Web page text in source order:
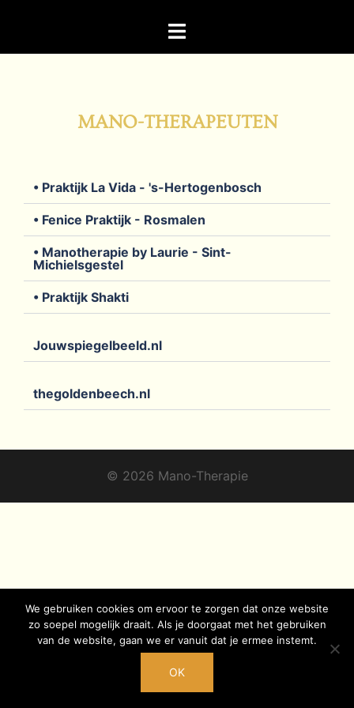
MANO-THERAPEUTEN
• Praktijk La Vida - 's-Hertogenbosch
• Fenice Praktijk - Rosmalen
• Manotherapie by Laurie - Sint-
Michielsgestel
• Praktijk Shakti
Jouwspiegelbeeld.nl
thegoldenbeech.nl
© 2026 Mano-Therapie
We gebruiken cookies om ervoor te zorgen dat onze website
zo soepel mogelijk draait. Als je doorgaat met het gebruiken
van de website, gaan we er vanuit dat je ermee instemt.
OK